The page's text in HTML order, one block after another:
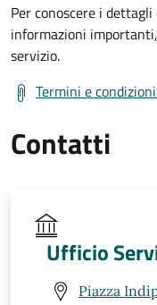
Per conoscere i
informazioni
servizio.
Termini e
Contatti
Ufficio
Piazza